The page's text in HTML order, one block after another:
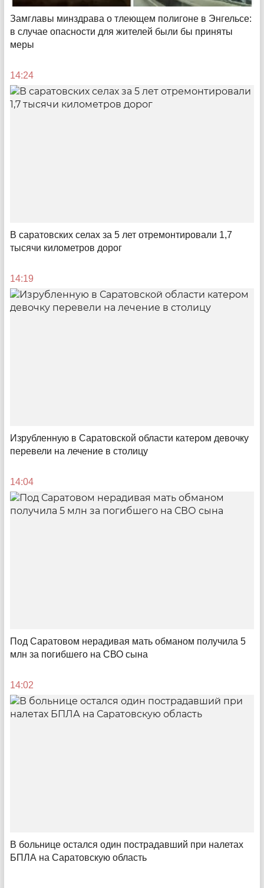
Любимый малый бизнес
предпринимателей
11:09
Как с жителей Энгельса хотят собирать деньги за
отопление по явно неисправному прибору
Путь из «Леруа Мерлен» в «Лемана ПРО»
Что изменилось для покупателей?
Складные речи
О надеждах саратовских властей на миллиарды от
инвестиций в логистику
Замглавы минздрава о тлеющем полигоне в Энгельсе:
в случае опасности для жителей были бы приняты
меры
14:24
В саратовских селах за 5 лет отремонтировали 1,7
тысячи километров дорог
14:19
Изрубленную в Саратовской области катером девочку
перевели на лечение в столицу
14:04
Под Саратовом нерадивая мать обманом получила 5
млн за погибшего на СВО сына
14:02
В больнице остался один пострадавший при налетах
БПЛА на Саратовскую область